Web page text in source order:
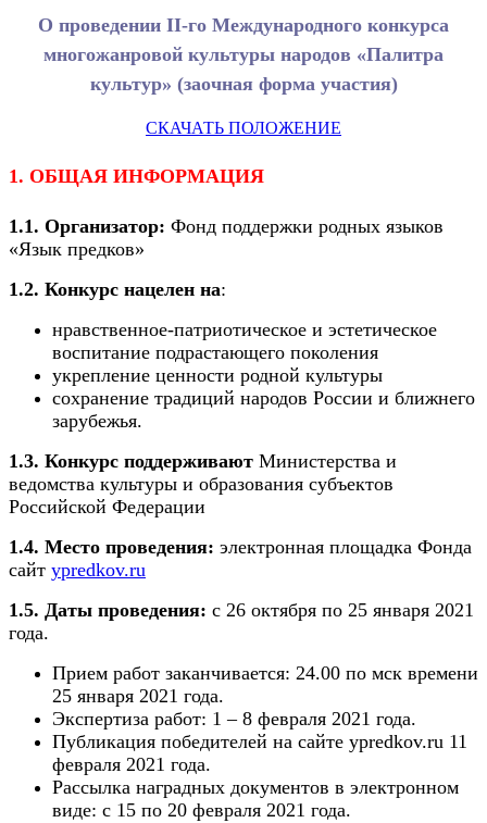
О проведении II-го Международного конкурса
многожанровой культуры народов «Палитра
культур» (заочная форма участия)
СКАЧАТЬ ПОЛОЖЕНИЕ
1. ОБЩАЯ ИНФОРМАЦИЯ
1.1. Организатор: Фонд поддержки родных языков
«Язык предков»
1.2. Конкурс нацелен на:
нравственное-патриотическое и эстетическое
воспитание подрастающего поколения
укрепление ценности родной культуры
сохранение традиций народов России и ближнего
зарубежья.
1.3. Конкурс поддерживают Министерства и
ведомства культуры и образования субъектов
Российской Федерации
1.4. Место проведения: электронная площадка Фонда
сайт ypredkov.ru
1.5. Даты проведения: с 26 октября по 25 января 2021
года.
Прием работ заканчивается: 24.00 по мск времени
25 января 2021 года.
Экспертиза работ: 1 – 8 февраля 2021 года.
Публикация победителей на сайте ypredkov.ru 11
февраля 2021 года.
Рассылка наградных документов в электронном
виде: с 15 по 20 февраля 2021 года.